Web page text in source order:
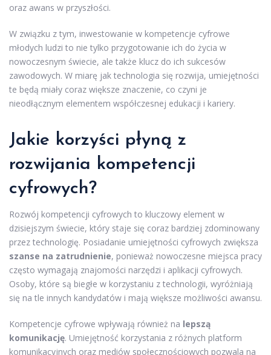
oraz awans w przyszłości.
W związku z tym, inwestowanie w kompetencje cyfrowe
młodych ludzi to nie tylko przygotowanie ich do życia w
nowoczesnym świecie, ale także klucz do ich sukcesów
zawodowych. W miarę jak technologia się rozwija, umiejętności
te będą miały coraz większe znaczenie, co czyni je
nieodłącznym elementem współczesnej edukacji i kariery.
Jakie korzyści płyną z
rozwijania kompetencji
cyfrowych?
Rozwój kompetencji cyfrowych to kluczowy element w
dzisiejszym świecie, który staje się coraz bardziej zdominowany
przez technologię. Posiadanie umiejętności cyfrowych zwiększa
szanse na zatrudnienie, ponieważ nowoczesne miejsca pracy
często wymagają znajomości narzędzi i aplikacji cyfrowych.
Osoby, które są biegłe w korzystaniu z technologii, wyróżniają
się na tle innych kandydatów i mają większe możliwości awansu.
Kompetencje cyfrowe wpływają również na lepszą
komunikację. Umiejętność korzystania z różnych platform
komunikacyjnych oraz mediów społecznościowych pozwala na